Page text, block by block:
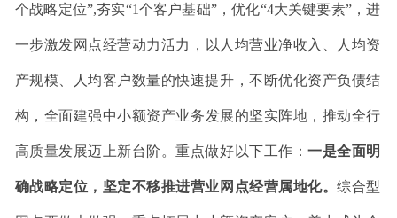
个战略定位”,夯实“1个客户基础”，优化“4大关键要素”，进
一步激发网点经营动力活力， 以人均营业净收入、人均资
产规模、人均客户数量的快速提升，不断优化资产负债结
构， 全面建强中小额资产业务发展的坚实阵地，推动全行
高质量发展迈上新台阶。重点做好以下工作：一是全面明
确战略定位，坚定不移推进营业网点经营属地化。综合型